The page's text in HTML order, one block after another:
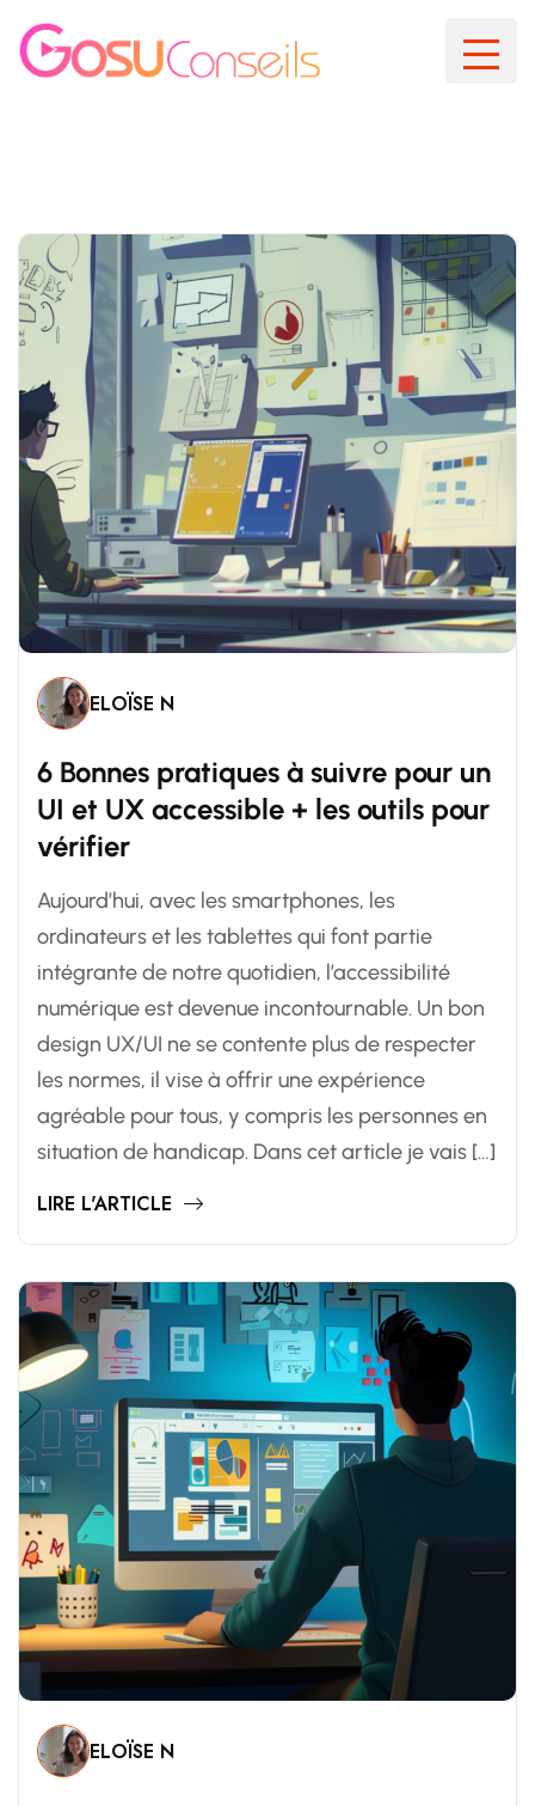
ELOÏSE N
6 Bonnes pratiques à suivre pour un
UI et UX accessible + les outils pour
vérifier
Aujourd’hui, avec les smartphones, les
ordinateurs et les tablettes qui font partie
intégrante de notre quotidien, l’accessibilité
numérique est devenue incontournable. Un bon
design UX/UI ne se contente plus de respecter
les normes, il vise à offrir une expérience
agréable pour tous, y compris les personnes en
situation de handicap. Dans cet article je vais […]
LIRE L'ARTICLE
ELOÏSE N